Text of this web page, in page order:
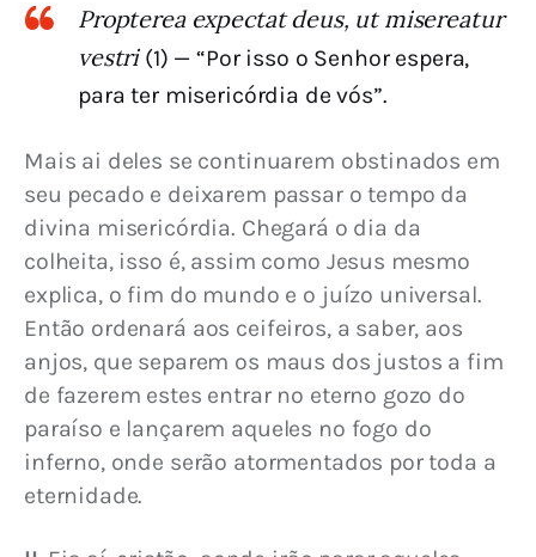
Propterea expectat deus, ut misereatur
vestri(1) — “Por isso o Senhor espera,
para ter misericórdia de vós”.
Mais ai deles se continuarem obstinados em
seu pecado e deixarem passar o tempo da
divina misericórdia. Chegará o dia da
colheita, isso é, assim como Jesus mesmo
explica, o fim do mundo e o juízo universal.
Então ordenará aos ceifeiros, a saber, aos
anjos, que separem os maus dos justos a fim
de fazerem estes entrar no eterno gozo do
paraíso e lançarem aqueles no fogo do
inferno, onde serão atormentados por toda a
eternidade.